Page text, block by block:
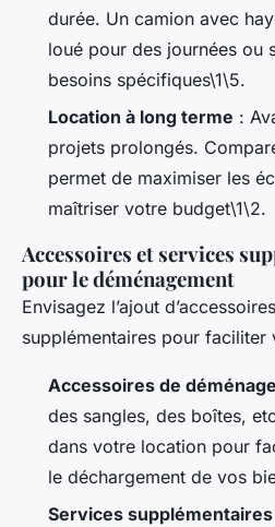
durée. Un camion avec
loué pour des journées ou
besoins spécifiques\1\5.
Location à long terme :
projets prolongés.
permet de maximiser les
maîtriser votre budget\1\2.
Accessoires et services
pour le déménagement
Envisagez l’ajout
supplémentaires pour faciliter
Accessoires de
des sangles, des boîtes,
dans votre location pour
le déchargement de vos
Services supplémentaires